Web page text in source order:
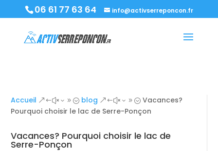
06 61 77 63 64 info@activserreponcon.fr
Accueil &#x39; blog &#x39; Vacances?
Pourquoi choisir le lac de Serre-Ponçon
Vacances? Pourquoi choisir le lac de
Serre-Ponçon